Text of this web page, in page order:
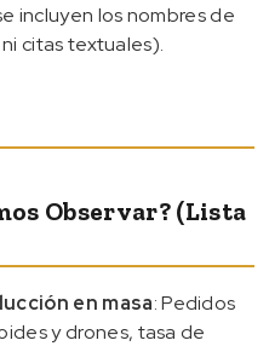
incluyen los nombres de
citas textuales).
Observar? (Lista
en masa: Pedidos
y drones, tasa de